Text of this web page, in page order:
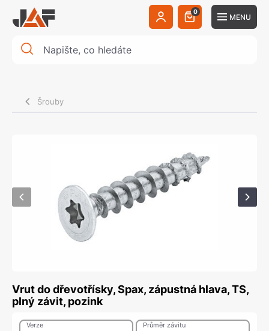
0
MENU
Šrouby
Vrut do dřevotřísky, Spax, zápustná hlava, TS,
plný závit, pozink
Verze Průměr závitu